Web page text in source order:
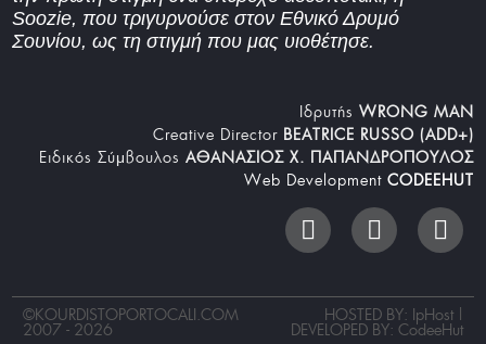
Soozie, που τριγυρνούσε στον Εθνικό Δρυμό
Σουνίου, ως τη στιγμή που μας υιοθέτησε.
Iδρυτής WRONG MAN
Creative Director BEATRICE RUSSO (ADD+)
Ειδικός Σύμβουλος ΑΘΑΝΑΣΙΟΣ Χ. ΠΑΠΑΝΔΡΟΠΟΥΛΟΣ
Web Development CODEEHUT
©KOURDISTOPORTOCALI.COM
2007 - 2026
HOSTED BY: IpHost |
DEVELOPED BY: CodeeHut